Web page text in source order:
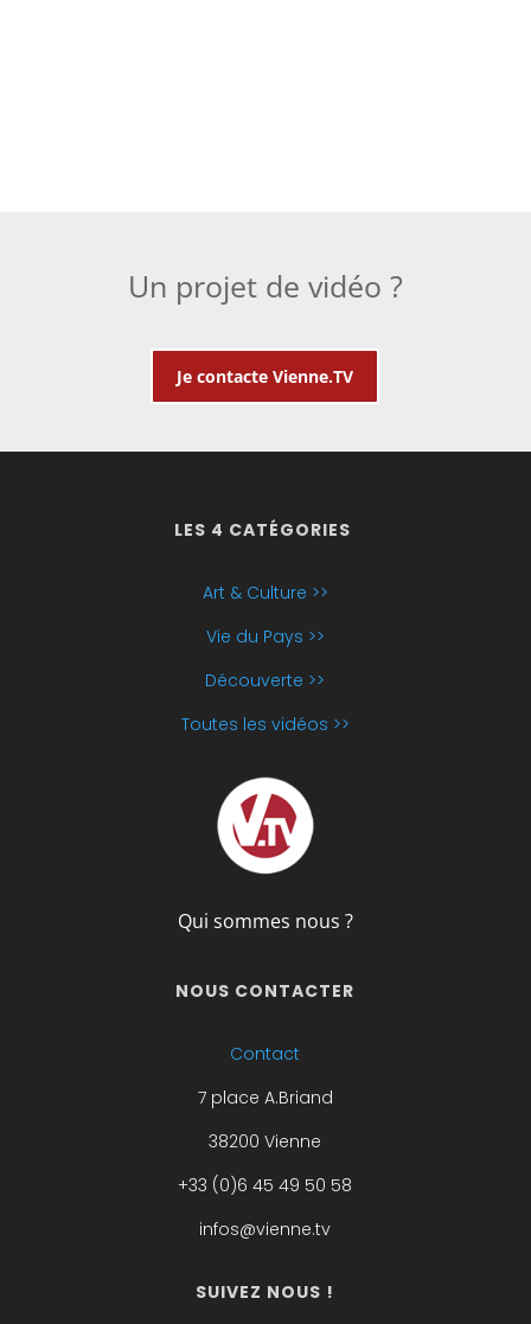
Un projet de vidéo ?
Je contacte Vienne.TV
LES 4 CATÉGORIES
Art & Culture >>
Vie du Pays >>
Découverte >>
Toutes les vidéos >>
Qui sommes nous ?
NOUS CONTACTER
Contact
7 place A.Briand
38200 Vienne
+33 (0)6 45 49 50 58
infos@vienne.tv
SUIVEZ NOUS !